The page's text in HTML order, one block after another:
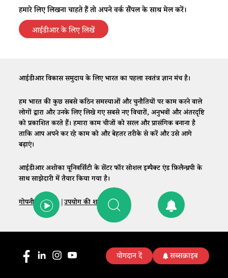
हमारे लिए लिखना चाहते हैं तो अपने वर्क सैंपल के साथ मेल करें।
आईडीआर के लिए लिखें
आईडीआर विकास समुदाय के लिए भारत का पहला स्वतंत्र ज्ञान मंच है।
हम भारत की कुछ सबसे कठिन समस्याओं और चुनौतियों पर काम करने वाले
लोगों द्वारा और उनके लिए लिखे गए सबसे नए विचारों, अनुभवों और अंतरदृष्टि
को प्रकाशित करते हैं। हमारा काम चीजों को सरल और प्रासंगिक बनाना है
ताकि आप अपने कर रहे काम को और बेहतर तरीके से करें और उसे आगे
बढ़ाएं।
आईडीआर अशोका यूनिवर्सिटी के सेंटर फॉर सोशल इम्पैक्ट एंड फ़िलैन्थ्रपी के
साथ साझेदारी में तैयार किया गया है।
गोपनीयता नीति|उपयोग की शर्तें |संपर्क
योगदान दें सब्सक्राइब